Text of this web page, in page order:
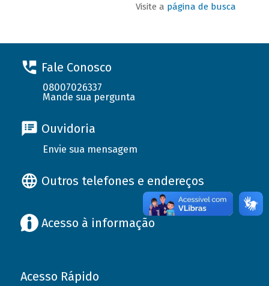
Visite a página de busca
Fale Conosco
08007026337
Mande sua pergunta
Ouvidoria
Envie sua mensagem
Outros telefones e endereços
Acesso à informação
Acesso Rápido